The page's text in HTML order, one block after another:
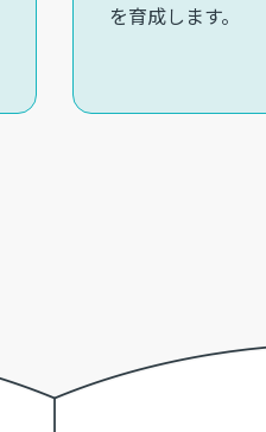
を育成します。